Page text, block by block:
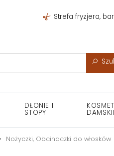
Strefa fryzjera,
DŁONIE I
STOPY
Nożyczki, Obcinaczki do włosków